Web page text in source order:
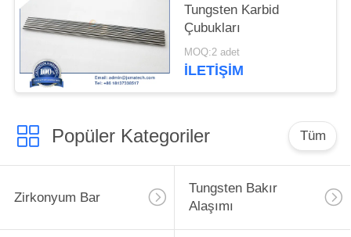
Tungsten Karbid
Çubukları
MOQ:2 adet
İLETIŞIM
Popüler Kategoriler Tüm
Zirkonyum Bar
Tungsten Bakır
Alaşımı